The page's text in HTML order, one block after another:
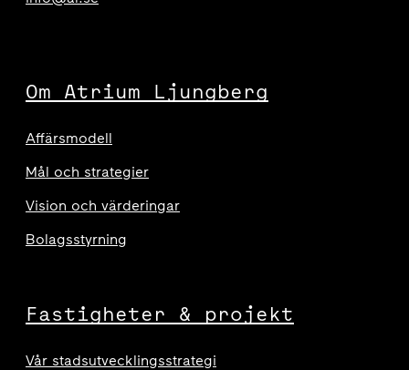
Om Atrium Ljungberg
Affärsmodell
Mål och strategier
Vision och värderingar
Bolagsstyrning
Fastigheter & projekt
Vår stadsutvecklingsstrategi